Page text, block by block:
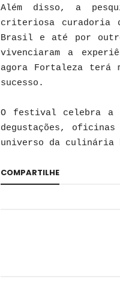
Além disso, a
criteriosa curadoria
Brasil e até por
vivenciaram a
agora Fortaleza terá
sucesso.
O festival celebra a
degustações, oficinas
universo da
COMPARTILHE